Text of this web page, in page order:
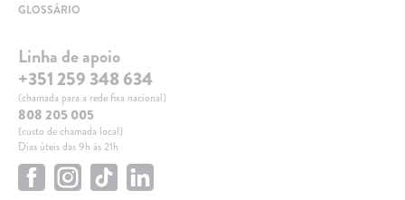
GLOSSÁRIO
Linha de apoio
+351 259 348 634
(chamada para a rede fixa nacional)
808 205 005
(custo de chamada local)
Dias úteis das 9h às 21h